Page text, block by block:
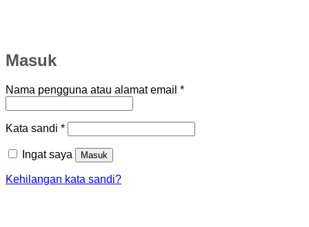
Masuk
Nama pengguna atau alamat email *Wajib
Kata sandi *Wajib
Ingat saya Masuk
Kehilangan kata sandi?